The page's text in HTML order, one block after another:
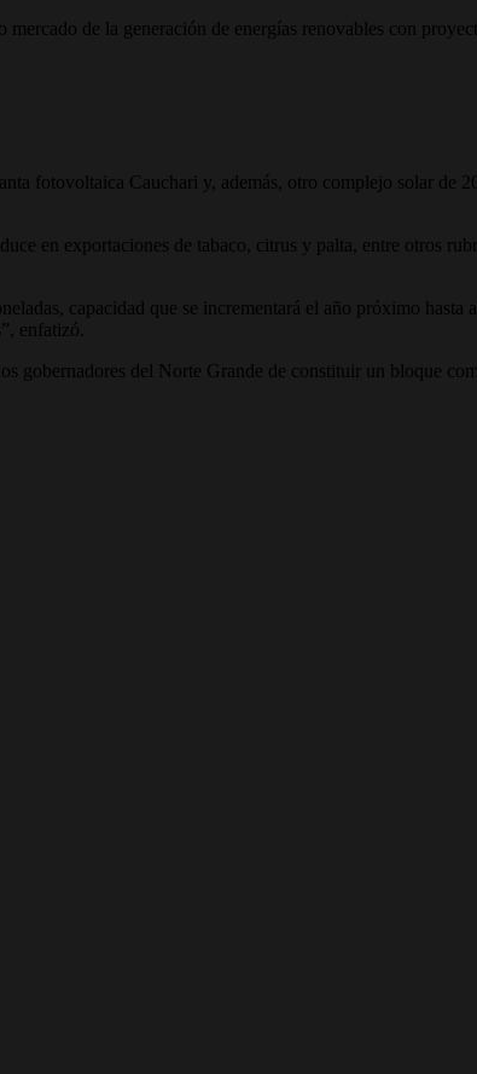
de la generación de energías renovables con
fotovoltaica Cauchari y, además, otro complejo solar de
en exportaciones de tabaco, citrus y palta, entre otros
capacidad que se incrementará el año próximo
enfatizó.
gobernadores del Norte Grande de constituir un bloque